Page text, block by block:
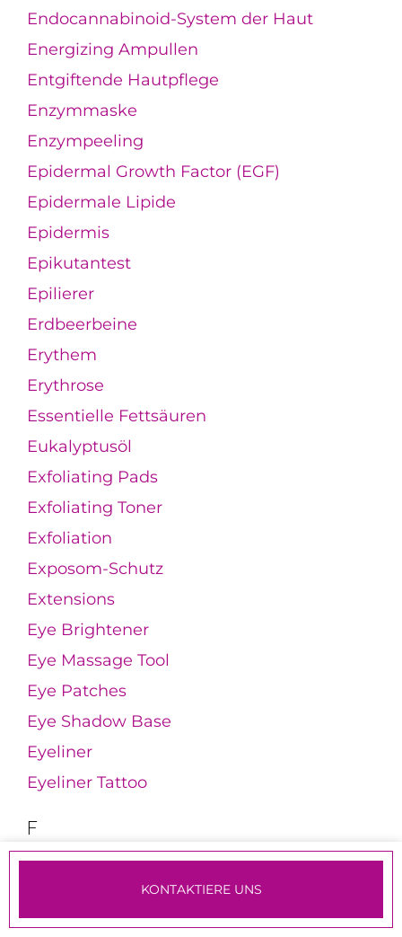
Endocannabinoid-System der Haut
Energizing Ampullen
Entgiftende Hautpflege
Enzymmaske
Enzympeeling
Epidermal Growth Factor (EGF)
Epidermale Lipide
Epidermis
Epikutantest
Epilierer
Erdbeerbeine
Erythem
Erythrose
Essentielle Fettsäuren
Eukalyptusöl
Exfoliating Pads
Exfoliating Toner
Exfoliation
Exposom-Schutz
Extensions
Eye Brightener
Eye Massage Tool
Eye Patches
Eye Shadow Base
Eyeliner
Eyeliner Tattoo
F
Face Yoga
FachkosmetikerinTERMINE & ANMELDUNG
KONTAKTIERE UNS